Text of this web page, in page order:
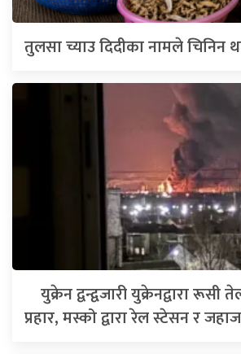
तुलसा च्याउ दिदीका नामले चिनिन
युक्रेन द्वन्द्वजारी युक्रेनद्वारा रूसी
प्रहार, मस्को द्वारा रेल स्टेसन र